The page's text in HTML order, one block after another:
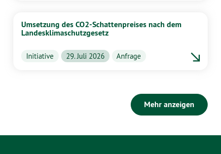
Umsetzung des CO2-Schattenpreises nach dem
Landesklimaschutzgesetz
Initiative 29. Juli 2026 Anfrage
Mehr anzeigen